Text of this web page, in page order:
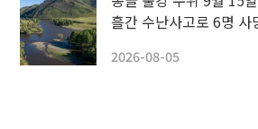
흘간 수난사고로 6명 사
2026-08-05